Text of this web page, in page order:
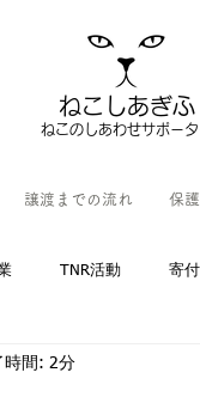
ねこしあぎふ
ねこのしあわせサポータ
譲渡までの流れ 保
TNR活動 寄付
時間: 2分